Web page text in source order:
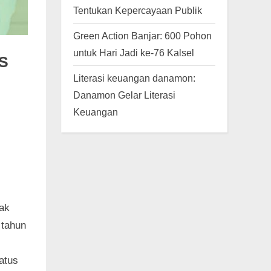
Tentukan Kepercayaan Publik
Green Action Banjar: 600 Pohon
untuk Hari Jadi ke-76 Kalsel
Literasi keuangan danamon:
Danamon Gelar Literasi
Keuangan